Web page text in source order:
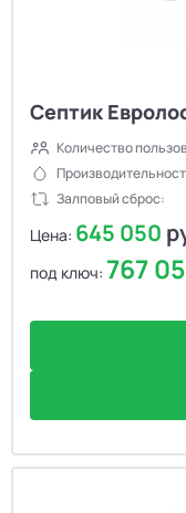
Септик
Количество
Залповый сброс:
Цена: 645 050
под ключ: 767